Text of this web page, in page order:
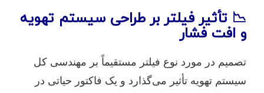
📉 تأثیر فیلتر بر طراحی سیستم تهویه
و افت فشار
تصمیم در مورد نوع فیلتر مستقیماً بر مهندسی کل
سیستم تهویه تأثیر می‌گذارد و یک فاکتور حیاتی در